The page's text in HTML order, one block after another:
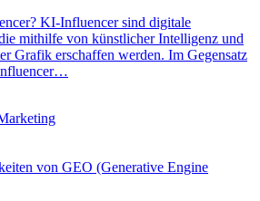
KI-Influencer sind digitale
mithilfe von künstlicher Intelligenz und
Grafik erschaffen werden. Im Gegensatz
von GEO (Generative Engine